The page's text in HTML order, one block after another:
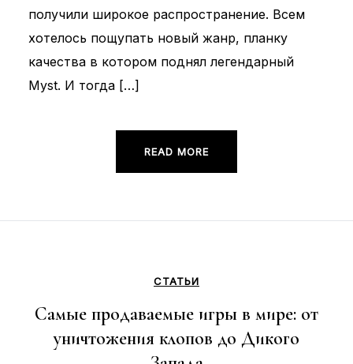
получили широкое распространение. Всем
хотелось пощупать новый жанр, планку
качества в котором поднял легендарный
Myst. И тогда […]
READ MORE
СТАТЬИ
Самые продаваемые игры в мире: от
уничтожения клопов до Дикого